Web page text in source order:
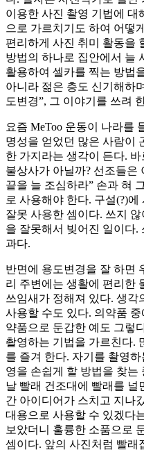
이용한 사진 촬영 기법에 대
으로 가르치기도 하여 어떻
편리하게 사진 취미 활동을
방법의 하나로 집안에서 늘
활용하여 셀카를 찍는 방법
아니라 젊은 층도 신기해하
도변경”, 그 이야기를 쓰려
요즘 MeToo 운동이 나라를
명성을 얻었던 많은 사람이
한 가지라는 생각이 든다.
불상사가 아닐까? 선조들은
끝을 늘 조심하라” 손과 혀
로 사용해야 한다. 구설(?)
잘못 사용한 셈이다. 쓰지
을 잘못해서 빚어진 일이다.
과다.
반면에 용도변경을 잘 하면
리 주변에는 생활에 편리한
쓰임새가 정해져 있다. 생각
사용할 수도 있다. 의약품
약품으로 둔갑한 예도 그렇
촬영하는 기법을 가르친다.
를 즐겨 한다. 자기를 촬영
영을 손쉽게 할 방법을 찾는
날 빨래 건조대에 빨래를 널
간 아이디어가 스치고 지나
대용으로 사용할 수 있겠다
보았더니 훌륭한 소품으로
셈이다. 앞의 사진처럼 빨래